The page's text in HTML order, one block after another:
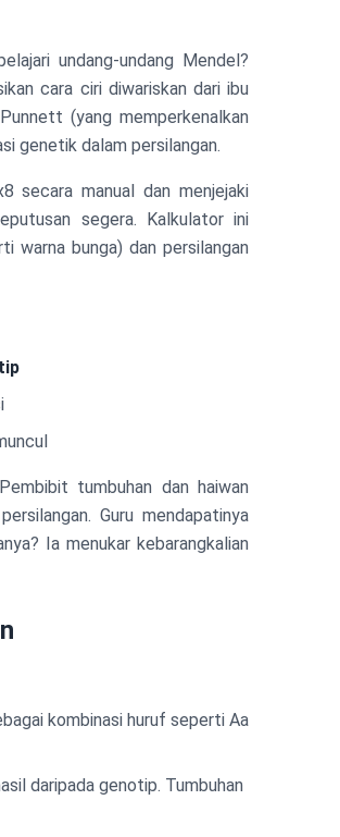
undang-undang Mendel?
cara ciri diwariskan dari ibu
(yang memperkenalkan
genetik dalam persilangan.
secara manual dan menjejaki
segera. Kalkulator ini
warna bunga) dan persilangan
tumbuhan dan haiwan
Guru mendapatinya
Ia menukar kebarangkalian
kombinasi huruf seperti Aa
daripada genotip. Tumbuhan